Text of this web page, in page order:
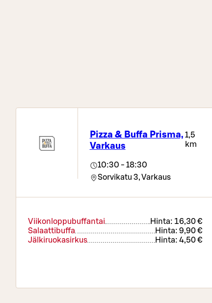
Pizza & Buffa Prisma,
Varkaus
1,5
km
10:30 - 18:30
Sorvikatu 3,Varkaus
Viikonloppubuffantai Hinta: 16,30 €
Salaattibuffa
Hinta:9,90 €
Jälkiruokasirkus
Hinta:4,50 €